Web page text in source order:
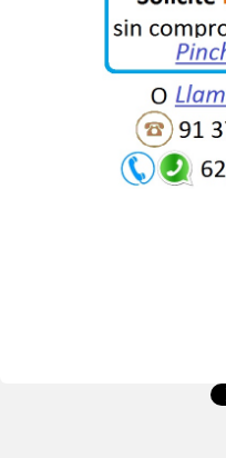
Realizamos todo tipo
DUCHA Y BAÑO en
- Suministro y
aluminio lacado
inoxidable con